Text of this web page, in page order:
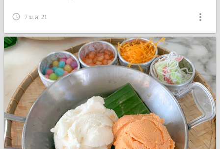
query_builder 7 ม.ค. 21 more_vert